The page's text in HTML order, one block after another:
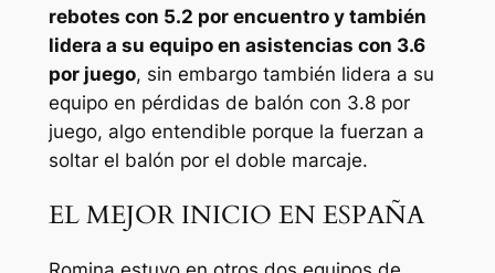
rebotes con 5.2 por encuentro y también
lidera a su equipo en asistencias con 3.6
por juego, sin embargo también lidera a su
equipo en pérdidas de balón con 3.8 por
juego, algo entendible porque la fuerzan a
soltar el balón por el doble marcaje.
EL MEJOR INICIO EN ESPAÑA